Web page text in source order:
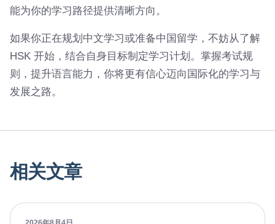
能为你的学习路径提供清晰方向。
如果你正在规划中文学习或准备中国留学，不妨从了解
HSK 开始，结合自身目标制定学习计划。掌握考试规
则，提升语言能力，你将更有信心迈向国际化的学习与
发展之路。
相关文章